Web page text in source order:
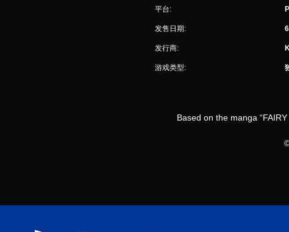
平台:
发售日期:
发行商:
游戏类型:
Based on the manga